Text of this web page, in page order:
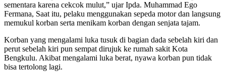
sementara karena cekcok mulut,” ujar Ipda. Muhammad Ego
Fermana, Saat itu, pelaku menggunakan sepeda motor dan langsung
memukul korban serta menikam korban dengan senjata tajam.
Korban yang mengalami luka tusuk di bagian dada sebelah kiri dan
perut sebelah kiri pun sempat dirujuk ke rumah sakit Kota
Bengkulu. Akibat mengalami luka berat, nyawa korban pun tidak
bisa tertolong lagi.